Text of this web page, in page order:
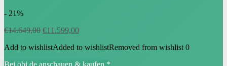
- 21%
€14.649,00 Ursprünglicher
war:
€11.599,00Aktueller
ist:
Add to wishlistAdded to wishlistRemoved from wishlist 0
Bei obi.de anschauen & kaufen *